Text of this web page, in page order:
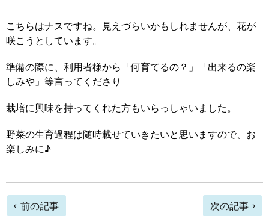
こちらはナスですね。見えづらいかもしれませんが、花が
咲こうとしています。
準備の際に、利用者様から「何育てるの？」「出来るの楽
しみや」等言ってくださり
栽培に興味を持ってくれた方もいらっしゃいました。
野菜の生育過程は随時載せていきたいと思いますので、お
楽しみに♪
前 前の記事 次の記事